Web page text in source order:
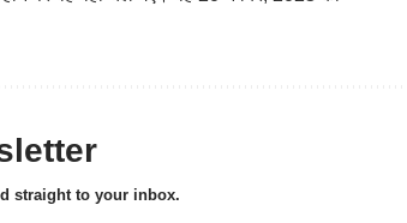
straight to your inbox.